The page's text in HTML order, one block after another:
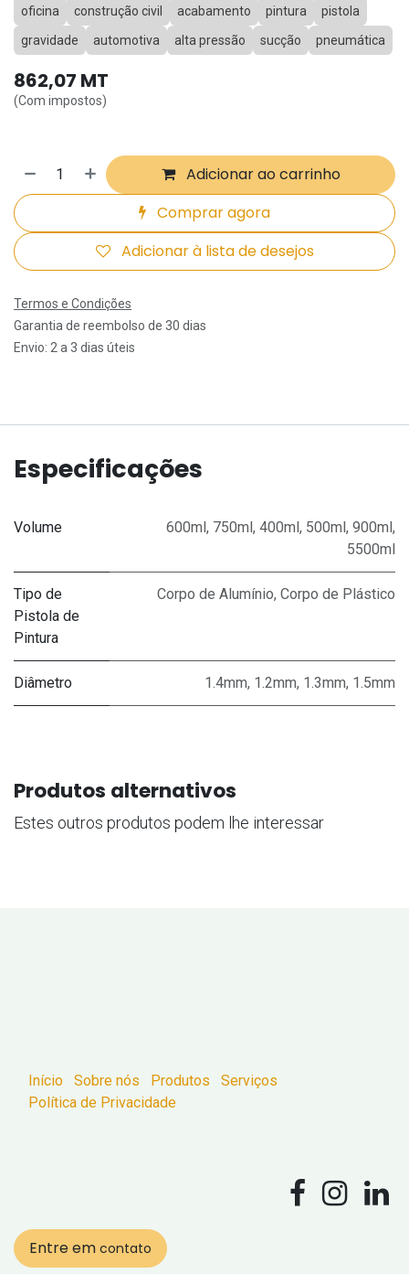
oficina construção civil acabamento pintura
pistola
gravidade
automotiva alta pressão sucção pneumática
862,07 MT
(Com impostos)
Adicionar ao carrinho
Comprar agora
Adicionar à lista de desejos
Termos e Condições
Garantia de reembolso de 30 dias
Envio: 2 a 3 dias úteis
Especificações
Volume 600ml, 750ml, 400ml, 500ml, 900ml,
5500ml
Tipo de
Pistola de
Pintura
Corpo de Alumínio, Corpo de Plástico
Diâmetro 1.4mm, 1.2mm, 1.3mm, 1.5mm
Produtos alternativos
Estes outros produtos podem lhe interessar
Início Sobre nós Produtos
Serviços
Política de Privacidade
Entre em contato